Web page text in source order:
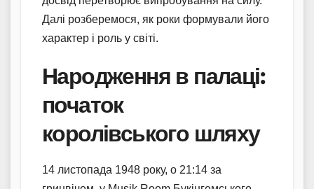
Далі розберемося, як роки формували його
характер і роль у світі.
Народження в палаці:
початок
королівського шляху
14 листопада 1948 року, о 21:14 за